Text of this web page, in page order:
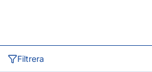
Filtrera